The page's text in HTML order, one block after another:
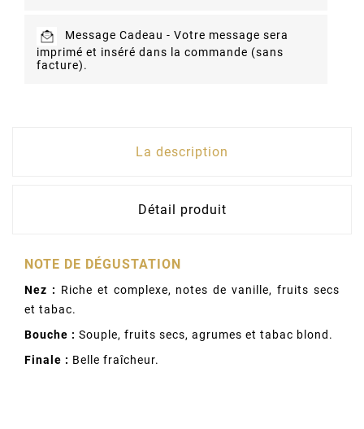
Message Cadeau - Votre message sera
imprimé et inséré dans la commande (sans
facture).
La description
Détail produit
NOTE DE DÉGUSTATION
Nez : Riche et complexe, notes de vanille, fruits secs
et tabac.
Bouche : Souple, fruits secs, agrumes et tabac blond.
Finale : Belle fraîcheur.